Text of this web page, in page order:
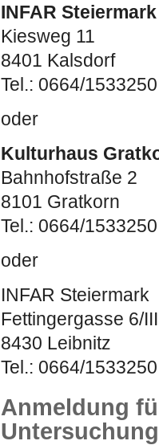
INFAR Steiermark
Kiesweg 11
8401 Kalsdorf
Tel.: 0664/1533250
oder
Kulturhaus
Bahnhofstraße 2
8101 Gratkorn
Tel.: 0664/1533250
oder
INFAR Steiermark
Fettingergasse 6/III
8430 Leibnitz
Tel.: 0664/1533250
Anmeldung